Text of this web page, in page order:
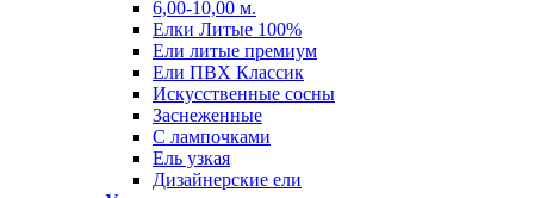
6,00-10,00 м.
Елки Литые 100%
Ели литые премиум
Ели ПВХ Классик
Искусственные сосны
Заснеженные
С лампочками
Ель узкая
Дизайнерские ели